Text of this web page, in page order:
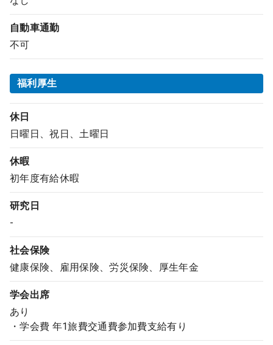
自動車通勤
不可
福利厚生
休日
日曜日、祝日、土曜日
休暇
初年度有給休暇
研究日
-
社会保険
健康保険、雇用保険、労災保険、厚生年金
学会出席
あり
・学会費 年1旅費交通費参加費支給有り